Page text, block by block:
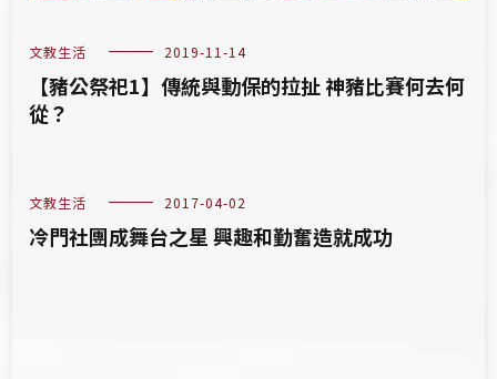
文教生活 2019-11-14
【豬公祭祀1】傳統與動保的拉扯 神豬比賽何去何
從？
文教生活 2017-04-02
冷門社團成舞台之星 興趣和勤奮造就成功